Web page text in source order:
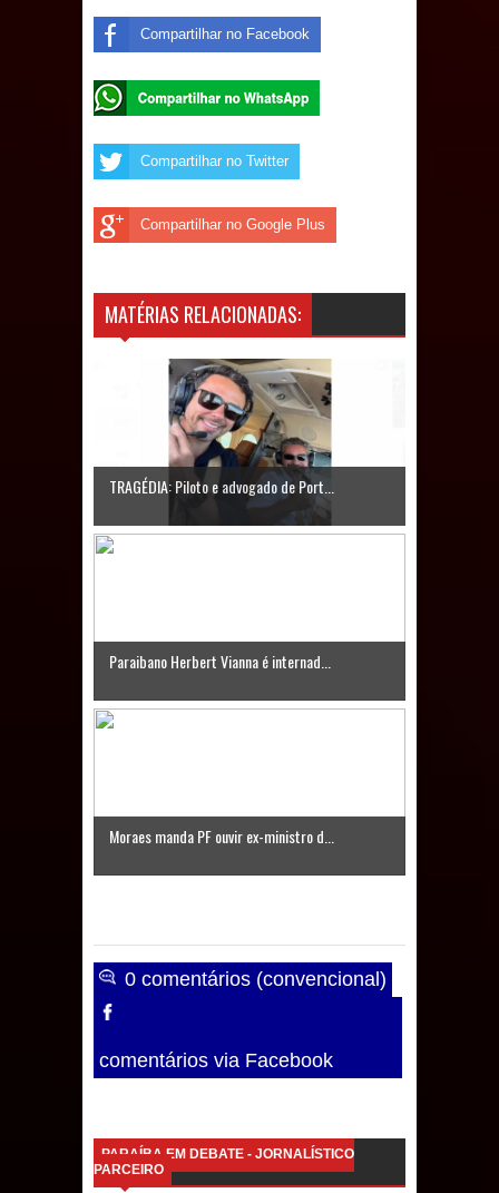
inscrições para Programa CNH
Social; veja documentação
necessária!
Compartilhar no Facebook
Compartilhar no Twitter
Compartilhar no Google Plus
MATÉRIAS RELACIONADAS:
TRAGÉDIA: Piloto e advogado de Port...
Paraibano Herbert Vianna é internad...
Moraes manda PF ouvir ex-ministro d...
0 comentários (convencional)
comentários via Facebook
PARAÍBA EM DEBATE - JORNALÍSTICO
PARCEIRO